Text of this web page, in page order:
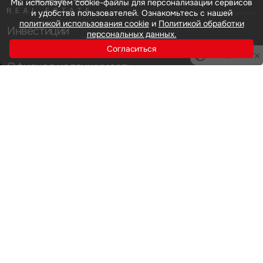
Инвестиции
Офисная недвижимость
Мы используем cookie-файлы для персонализации сервисов
и удобства пользователей. Ознакомьтесь с нашей
политикой использования cookieи Политикой обработки
персональных данных.
Согласиться